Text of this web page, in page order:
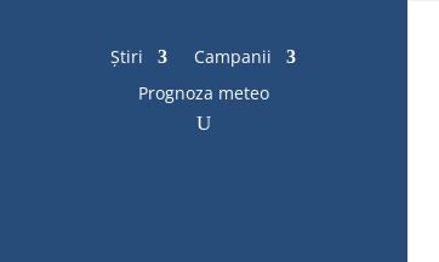
Știri
Campanii
Prognoza meteo